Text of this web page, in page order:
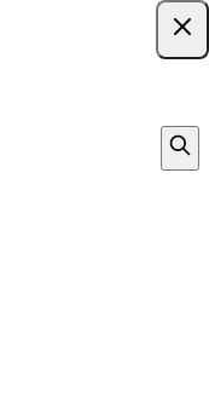
ック ベト
ア｜シミ・たる
ク